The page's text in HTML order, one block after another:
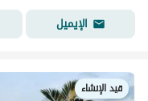
الإيميل
قيد الإنشاء